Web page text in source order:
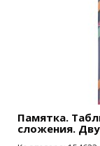
Памятка.
сложения.